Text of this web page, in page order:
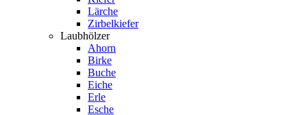
Lärche
Zirbelkiefer
Laubhölzer
Ahorn
Birke
Buche
Eiche
Erle
Esche